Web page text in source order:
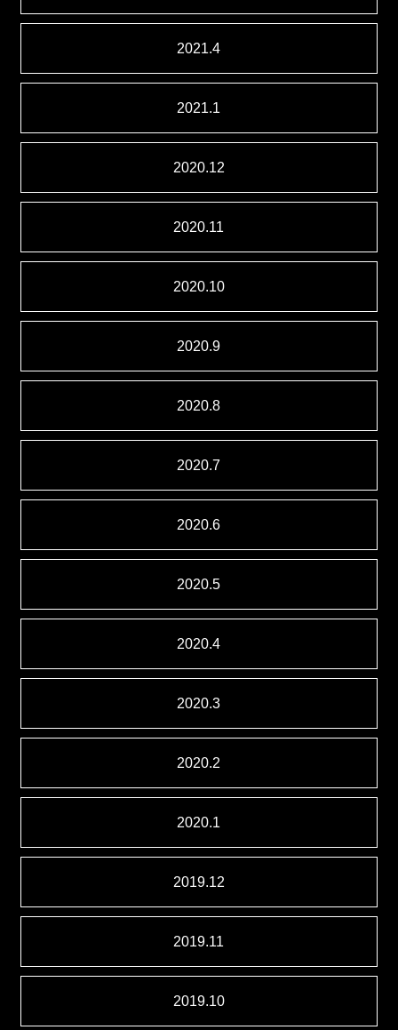
2021.4
2021.1
2020.12
2020.11
2020.10
2020.9
2020.8
2020.7
2020.6
2020.5
2020.4
2020.3
2020.2
2020.1
2019.12
2019.11
2019.10